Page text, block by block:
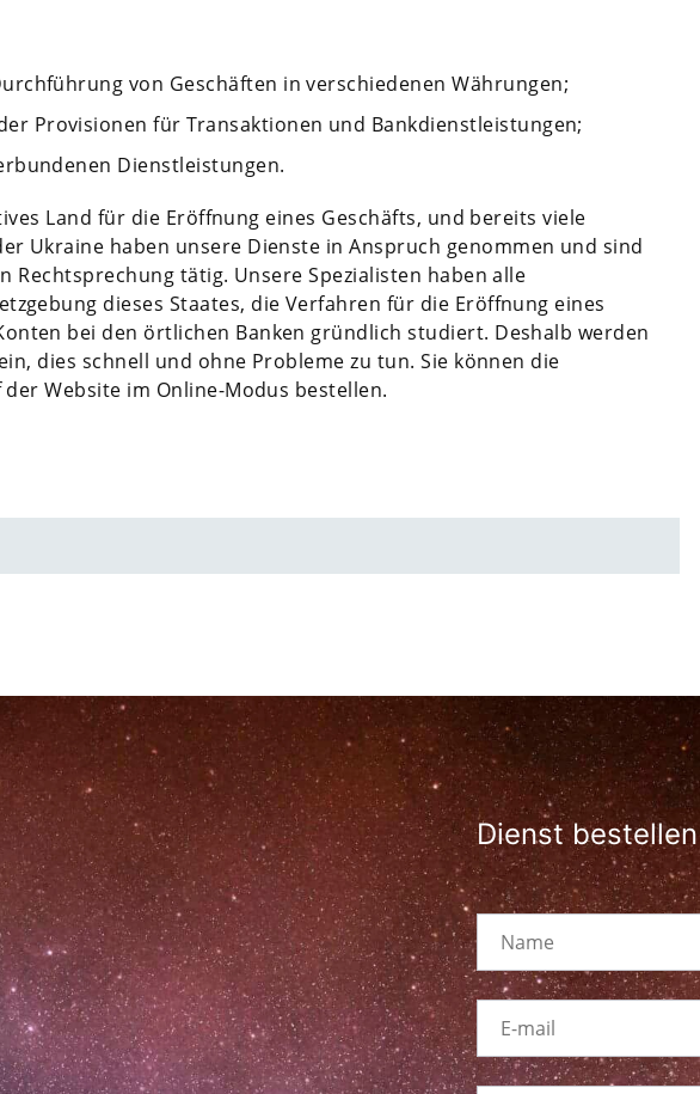
von Geschäften in verschiedenen Währungen;
Provisionen für Transaktionen und Bankdienstleistungen;
Dienstleistungen.
Land für die Eröffnung eines Geschäfts, und bereits viele
Ukraine haben unsere Dienste in Anspruch genommen und sind
Rechtsprechung tätig. Unsere Spezialisten haben alle
dieses Staates, die Verfahren für die Eröffnung eines
bei den örtlichen Banken gründlich studiert. Deshalb werden
dies schnell und ohne Probleme zu tun. Sie können die
Website im Online-Modus bestellen.
Dienst bestellen